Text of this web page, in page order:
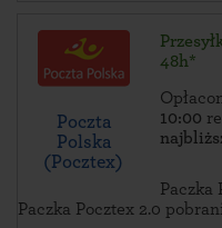
Poczta
Polska
(Pocztex)
48h*
10:00
Paczka
Paczka Pocztex 2.0